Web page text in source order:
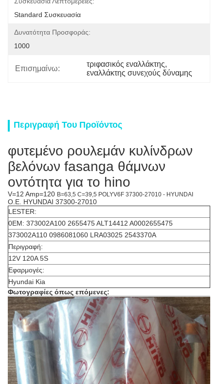
Standard Συσκευασία
Δυνατότητα Προσφοράς:
1000
Επισημαίνω:
τριφασικός εναλλάκτης,
εναλλάκτης συνεχούς δύναμης
Περιγραφή Του Προϊόντος
φυτεμένο ρουλεμάν κυλίνδρων
βελόνων fasanga θάμνων
οντότητα για το hino
V=12 Amp=120 B=63,5 C=39,5 POLYV6F 37300-27010 - HYUNDAI
O.E. HYUNDAI 37300-27010
LESTER:
0EM: 373002A100 2655475 ALT14412 A0002655475
373002A110 0986081060 LRA03025 2543370A
Περιγραφή:
12V 120A 5S
Εφαρμογές:
Hyundai Kia
Φωτογραφίες όπως επόμενες: